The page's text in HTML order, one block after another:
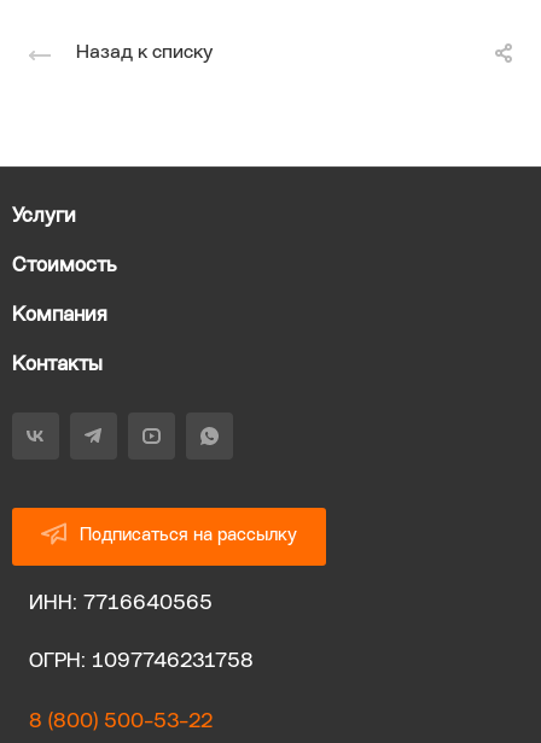
Назад к списку
Услуги
Стоимость
Компания
Контакты
Подписаться на рассылку
ИНН: 7716640565
ОГРН: 1097746231758
8 (800) 500-53-22